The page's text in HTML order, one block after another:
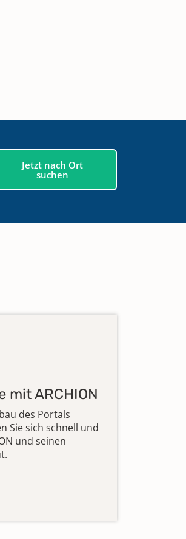
Jetzt nach Ort
suchen
mit ARCHION
des Portals
Sie sich schnell und
und seinen